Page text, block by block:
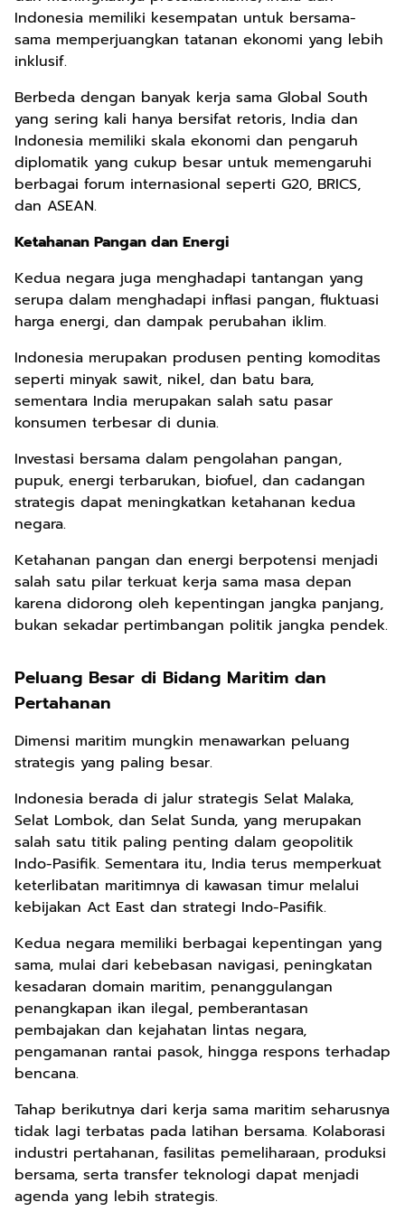
Indonesia memiliki kesempatan untuk bersama-
sama memperjuangkan tatanan ekonomi yang lebih
inklusif.
Berbeda dengan banyak kerja sama Global South
yang sering kali hanya bersifat retoris, India dan
Indonesia memiliki skala ekonomi dan pengaruh
diplomatik yang cukup besar untuk memengaruhi
berbagai forum internasional seperti G20, BRICS,
dan ASEAN.
Ketahanan Pangan dan Energi
Kedua negara juga menghadapi tantangan yang
serupa dalam menghadapi inflasi pangan, fluktuasi
harga energi, dan dampak perubahan iklim.
Indonesia merupakan produsen penting komoditas
seperti minyak sawit, nikel, dan batu bara,
sementara India merupakan salah satu pasar
konsumen terbesar di dunia.
Investasi bersama dalam pengolahan pangan,
pupuk, energi terbarukan, biofuel, dan cadangan
strategis dapat meningkatkan ketahanan kedua
negara.
Ketahanan pangan dan energi berpotensi menjadi
salah satu pilar terkuat kerja sama masa depan
karena didorong oleh kepentingan jangka panjang,
bukan sekadar pertimbangan politik jangka pendek.
Peluang Besar di Bidang Maritim dan
Pertahanan
Dimensi maritim mungkin menawarkan peluang
strategis yang paling besar.
Indonesia berada di jalur strategis Selat Malaka,
Selat Lombok, dan Selat Sunda, yang merupakan
salah satu titik paling penting dalam geopolitik
Indo-Pasifik. Sementara itu, India terus memperkuat
keterlibatan maritimnya di kawasan timur melalui
kebijakan Act East dan strategi Indo-Pasifik.
Kedua negara memiliki berbagai kepentingan yang
sama, mulai dari kebebasan navigasi, peningkatan
kesadaran domain maritim, penanggulangan
penangkapan ikan ilegal, pemberantasan
pembajakan dan kejahatan lintas negara,
pengamanan rantai pasok, hingga respons terhadap
bencana.
Tahap berikutnya dari kerja sama maritim seharusnya
tidak lagi terbatas pada latihan bersama. Kolaborasi
industri pertahanan, fasilitas pemeliharaan, produksi
bersama, serta transfer teknologi dapat menjadi
agenda yang lebih strategis.